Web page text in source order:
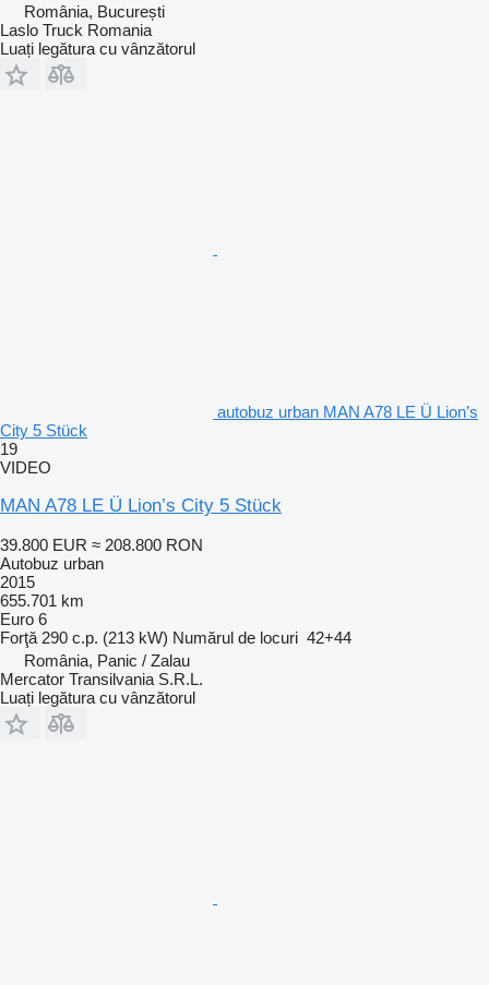
România, București
Laslo Truck Romania
Luați legătura cu vânzătorul
autobuz urban MAN A78 LE Ü Lion’s
City 5 Stück
19
VIDEO
MAN A78 LE Ü Lion’s City 5 Stück
39.800 EUR ≈ 208.800 RON
Autobuz urban
2015
655.701 km
Euro 6
Forţă 290 c.p. (213 kW) Numărul de locuri 42+44
România, Panic / Zalau
Mercator Transilvania S.R.L.
Luați legătura cu vânzătorul